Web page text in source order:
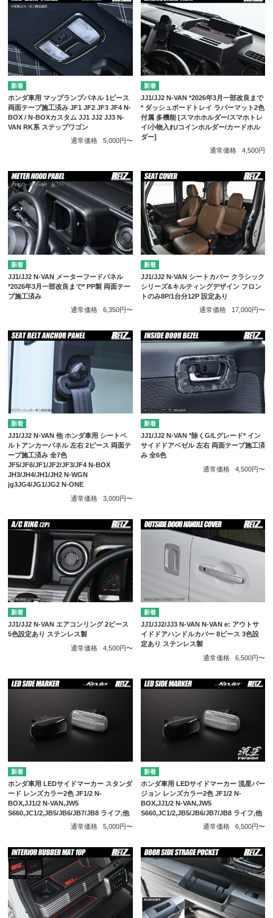
ホンダ車用 マップランプパネル 1ピース
両面テープ施工済み JF1 JF2 JF3 JF4 N-
BOX / N-BOXカスタム JJ1 JJ2 JJ3 N-
VAN RK系 ステップワゴン
通常価格
5,000円〜
JJ1/JJ2 N-VAN *2026年3月一部改良まで
* ダッシュボードトレイ ラバーマット2色
付属 多機能 [スマホホルダー/スマホトレ
イ/小物入れ/コインホルダー/カードホル
ダー]
通常価格
4,500円
JJ1/JJ2 N-VAN メーターフードパネル
*2026年3月一部改良まで* PP製 両面テー
プ施工済み
通常価格
6,350円〜
JJ1/JJ2 N-VAN シートカバー クラシック
シリーズ&キルティングデザイン フロン
トのみ8P/1台分12P 設定あり
通常価格
17,000円〜
JJ1/JJ2 N-VAN 他 ホンダ車用 シートベ
ルトアンカーパネル 左右 2ピース 両面テ
ープ施工済み 全7色
JF5/JF6/JF1/JF2/JF3/JF4 N-BOX
JH3/JH4/JH1/JH2 N-WGN
jg3JG4/JG1/JG2 N-ONE
通常価格
3,000円〜
JJ1/JJ2 N-VAN *除くG/Lグレード* イン
サイドドアベゼル 左右 両面テープ施工済
み 全6色
通常価格
4,500円〜
JJ1/JJ2 N-VAN エアコンリング 2ピース
5色設定あり ステンレス製
通常価格
4,500円〜
JJ1/JJ2/JJ3 N-VAN N-VAN e: アウトサ
イドドアハンドルカバー 8ピース 3色設
定あり ステンレス製
通常価格
6,500円〜
ホンダ車用 LEDサイドマーカー スタンダ
ード レンズカラー2色 JF1/2 N-
BOX,JJ1/2 N-VAN,JW5
S660,JC1/2,JB5/JB6/JB7/JB8 ライフ,他
通常価格
5,000円〜
ホンダ車用 LEDサイドマーカー 流星バー
ジョン レンズカラー2色 JF1/2 N-
BOX,JJ1/2 N-VAN,JW5
S660,JC1/2,JB5/JB6/JB7/JB8 ライフ,他
通常価格
6,500円〜